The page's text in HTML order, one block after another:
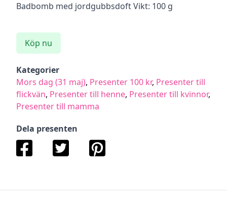
Badbomb med jordgubbsdoft Vikt: 100 g
Köp nu
Kategorier
Mors dag (31 maj), Presenter 100 kr, Presenter till
flickvän, Presenter till henne, Presenter till kvinnor,
Presenter till mamma
Dela presenten